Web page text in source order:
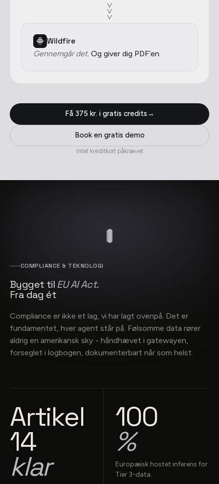
Wildfire
Gennemgår det. Og giver dig PDF’en.
Få 375 kr. i gratis credits →
Book en gratis demo
Intet kreditkort påkrævet
COMPLIANCE & TEKNOLOGI
Bygget tilEU AI Act.
Fra dag ét
Compliance er ikke et lag, vi har lagt ovenpå. Det er
fundamentet, hver agent står på. Følsomme data rører
aldrig en amerikansk sky - håndhævet i gatewayen,
forseglet i logbogen, dokumenterbart når som helst.
Artikel
14
klar
100
%
Europæisk hostet inferens for
Tier 3-data.